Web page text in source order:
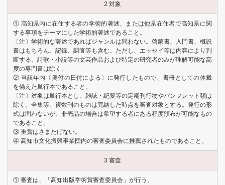
2 対象
① 高知県内に在住する者の学術的著述、または他県在住者で高知県に関
する事項をテーマにした学術的著述であること。
〔注〕学術的な著述であればジャンルは問わない。啓蒙書、入門書、概説
書はもちろん、記録、調査等も含む。ただし、エッセイ等は内容により判
断する。詩歌・小説等の文芸作品および特定の研究者のみが理解可能な高
度の専門書は除く。
② 当該年内〔奥付の日付による〕に発行したもので、書冊としての体裁
を備えた単行本であること。
〔注〕対象は単行本とし、雑誌・紀要等の定期刊行物やパンフレット類は
除く。全集等、複数刊のものは完結した時点を審査対象とする。発行の形
式は問わないが、非売品の場合は希望する者にある程度頒布が可能なもの
であること。
③ 重賞はさまたげない。
④ 高知市文化振興事業団内の審査委員会に推薦されたものであること。
3 審査
① 審査は、「高知出版学術賞審査委員会」が行う。